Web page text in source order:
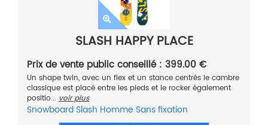
SLASH HAPPY PLACE
Prix de vente public conseillé : 399.00 €
Un shape twin, avec un flex et un stance centrés le cambre
classique est placé entre les pieds et le rocker également
positio... voir plus
Snowboard Slash Homme Sans fixation